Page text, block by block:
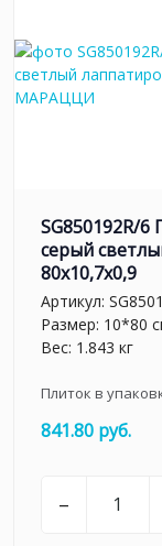
SG850192R/
серый
80x10,7x0,9
Артикул:
Размер: 10*80
Вес: 1.843 кг
Плиток в
841.80 руб.
–